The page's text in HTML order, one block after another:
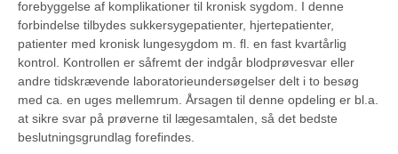
forebyggelse af komplikationer til kronisk sygdom. I denne
forbindelse tilbydes sukkersygepatienter, hjertepatienter,
patienter med kronisk lungesygdom m. fl. en fast kvartårlig
kontrol. Kontrollen er såfremt der indgår blodprøvesvar eller
andre tidskrævende laboratorieundersøgelser delt i to besøg
med ca. en uges mellemrum. Årsagen til denne opdeling er bl.a.
at sikre svar på prøverne til lægesamtalen, så det bedste
beslutningsgrundlag forefindes.